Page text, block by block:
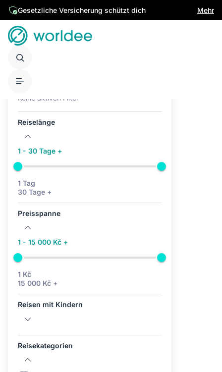
Gesetzliche Versicherung schützt dich Mehr
Keine aktiven Filter
Reiselänge
1 - 30 Tage +
1 Tag
30 Tage +
Preisspanne
1 - 15 000 Kč +
1 Kč
15 000 Kč +
Reisen mit Kindern
Reisekategorien